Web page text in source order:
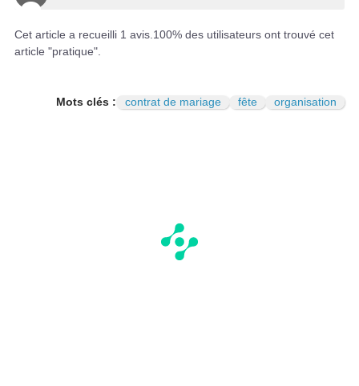
Cet article a recueilli 1 avis. 100% des utilisateurs ont trouvé cet
article "pratique".
Mots clés : contrat de mariage fête organisation